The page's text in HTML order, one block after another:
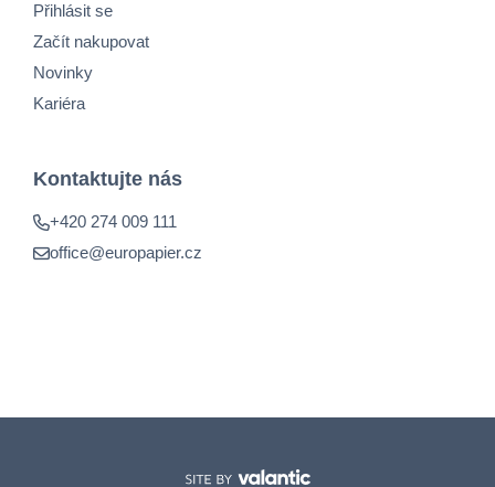
Přihlásit se
Začít nakupovat
Novinky
Kariéra
Kontaktujte nás
+420 274 009 111
office@europapier.cz